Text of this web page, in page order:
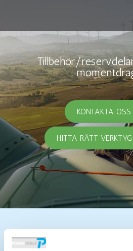
Tillbehör/
KONTAKTA OSS
HITTA RÄTT
Tillbehör/reservdelar